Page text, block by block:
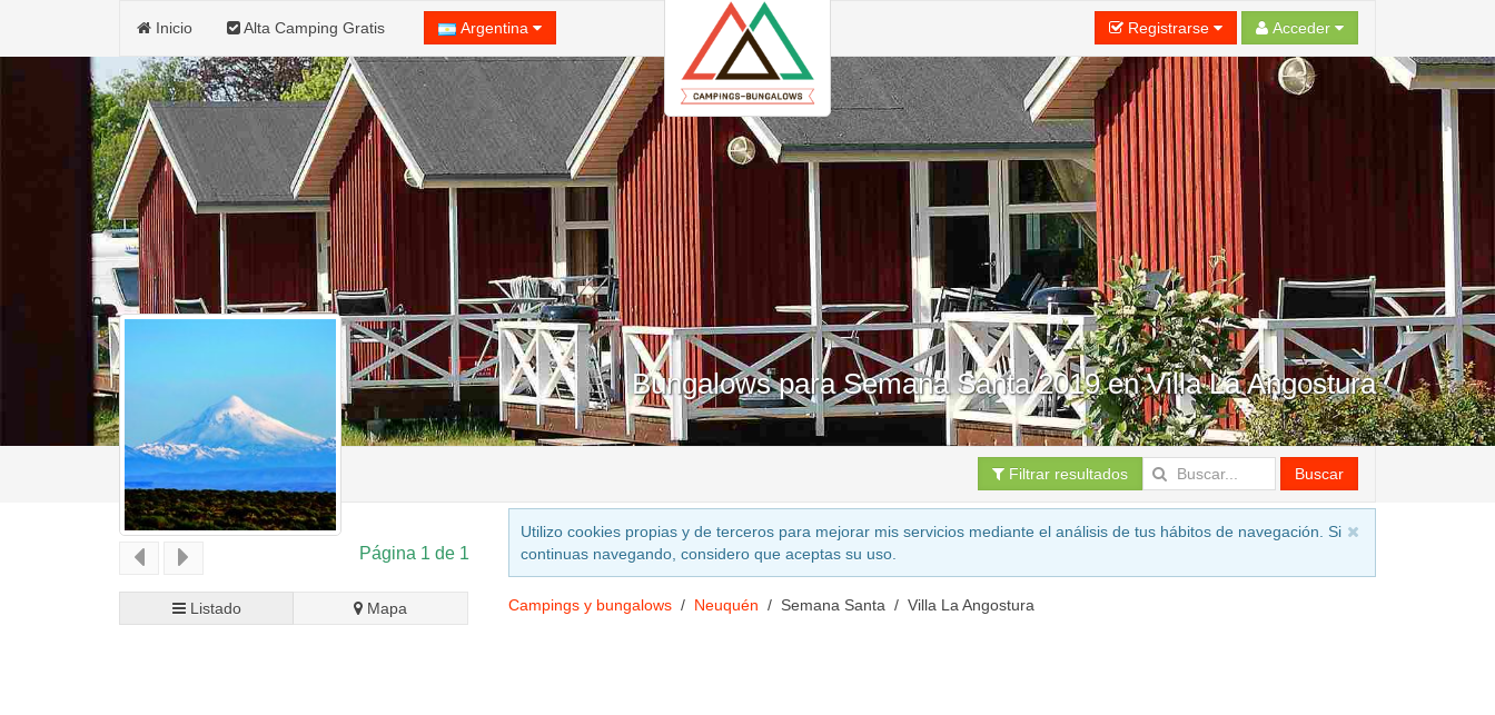
Inicio Alta Camping Gratis Argentina Registrarse Acceder
Bungalows para Semana Santa 2019 en Villa La Angostura
Filtrar resultados Buscar
Página 1 de 1
Listado Mapa
Utilizo cookies propias y de terceros para mejorar mis servicios mediante el análisis de tus hábitos de navegación. Si
continuas navegando, considero que aceptas su uso.
Campings y bungalows Neuquén Semana Santa Villa La Angostura